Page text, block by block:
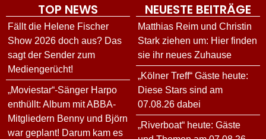
TOP NEWS
Fällt die Helene Fischer
Show 2026 doch aus? Das
sagt der Sender zum
Mediengerücht!
„Moviestar“-Sänger Harpo
enthüllt: Album mit ABBA-
Mitgliedern Benny und Björn
war geplant! Darum kam es
NEUESTE BEITRÄGE
Matthias Reim und Christin
Stark ziehen um: Hier finden
sie ihr neues Zuhause
„Kölner Treff“ Gäste heute:
Diese Stars sind am
07.08.26 dabei
„Riverboat“ heute: Gäste